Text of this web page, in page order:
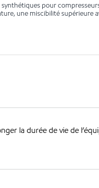
pour
une miscibilité supérieure
la durée de vie de